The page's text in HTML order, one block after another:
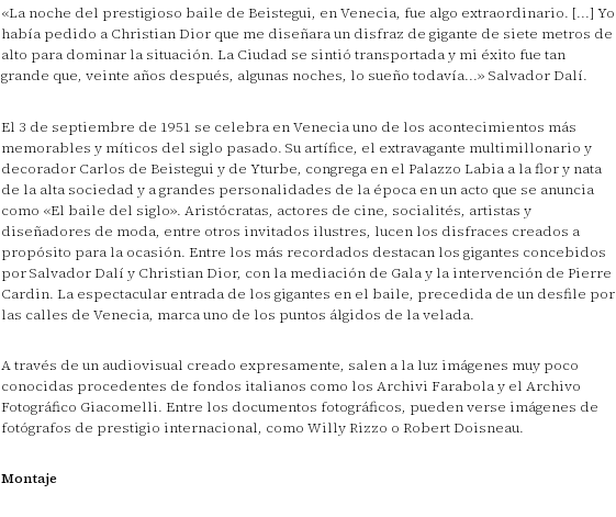
«La noche del prestigioso baile de Beistegui, en Venecia, fue algo extraordinario. [...] Yo
había pedido a Christian Dior que me diseñara un disfraz de gigante de siete metros de
alto para dominar la situación. La Ciudad se sintió transportada y mi éxito fue tan
grande que, veinte años después, algunas noches, lo sueño todavía...» Salvador Dalí.
El 3 de septiembre de 1951 se celebra en Venecia uno de los acontecimientos más
memorables y míticos del siglo pasado. Su artífice, el extravagante multimillonario y
decorador Carlos de Beistegui y de Yturbe, congrega en el Palazzo Labia a la flor y nata
de la alta sociedad y a grandes personalidades de la época en un acto que se anuncia
como «El baile del siglo». Aristócratas, actores de cine, socialités, artistas y
diseñadores de moda, entre otros invitados ilustres, lucen los disfraces creados a
propósito para la ocasión. Entre los más recordados destacan los gigantes concebidos
por Salvador Dalí y Christian Dior, con la mediación de Gala y la intervención de Pierre
Cardin. La espectacular entrada de los gigantes en el baile, precedida de un desfile por
las calles de Venecia, marca uno de los puntos álgidos de la velada.
A través de un audiovisual creado expresamente, salen a la luz imágenes muy poco
conocidas procedentes de fondos italianos como los Archivi Farabola y el Archivo
Fotográfico Giacomelli. Entre los documentos fotográficos, pueden verse imágenes de
fotógrafos de prestigio internacional, como Willy Rizzo o Robert Doisneau.
Montaje